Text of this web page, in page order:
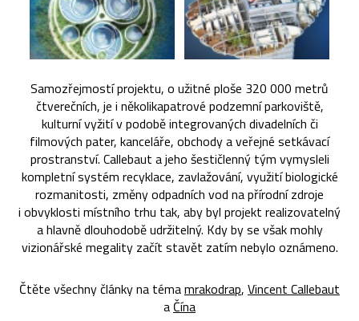
Samozřejmostí projektu, o užitné ploše 320 000 metrů
čtverečních, je i několikapatrové podzemní parkoviště,
kulturní vyžití v podobě integrovaných divadelních či
filmových pater, kanceláře, obchody a veřejné setkávací
prostranství. Callebaut a jeho šestičlenný tým vymysleli
kompletní systém recyklace, zavlažování, využití biologické
rozmanitosti, změny odpadních vod na přírodní zdroje
i obvyklosti místního trhu tak, aby byl projekt realizovatelný
a hlavně dlouhodobě udržitelný. Kdy by se však mohly
vizionářské megality začít stavět zatím nebylo oznámeno.
Čtěte všechny články na témamrakodrap, Vincent Callebaut
a Čína